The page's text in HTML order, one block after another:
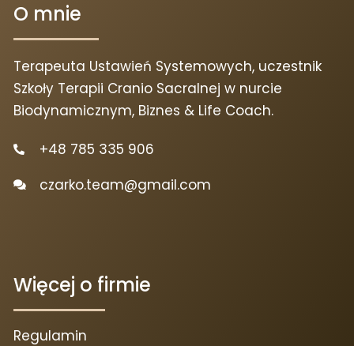
O mnie
Terapeuta Ustawień Systemowych, uczestnik
Szkoły Terapii Cranio Sacralnej w nurcie
Biodynamicznym, Biznes & Life Coach.
+48 785 335 906
czarko.team@gmail.com
Więcej o firmie
Regulamin